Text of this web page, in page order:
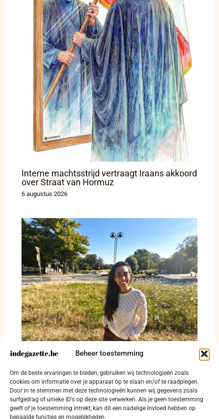
Beheer toestemming
Om de beste ervaringen te bieden, gebruiken wij technologieën zoals
cookies om informatie over je apparaat op te slaan en/of te raadplegen.
Door in te stemmen met deze technologieën kunnen wij gegevens zoals
surfgedrag of unieke ID's op deze site verwerken. Als je geen toestemming
geeft of je toestemming intrekt, kan dit een nadelige invloed hebben op
bepaalde functies en mogelijkheden.
Interne machtsstrijd vertraagt Iraans akkoord
over Straat van Hormuz
6 augustus 2026
Belgisch-Europees traject voor
vredeseducatie groeit vanuit een embryonale
fase
6 augustus 2026